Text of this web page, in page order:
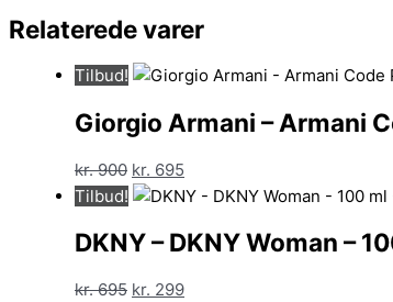
Relaterede varer
Tilbud!
Giorgio Armani – Armani
kr.900 Den
oprindelige
var:
kr. 695
aktuelle
er:
Tilbud!
DKNY – DKNY Woman –
kr.695 Den
kr. 299Den